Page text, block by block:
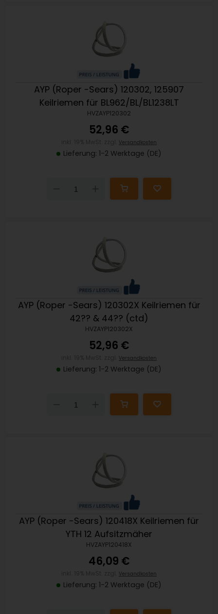
AYP (Roper -Sears) 120302, 125907
Keilriemen für BL962/BL/BL1238LT
HVZAYP120302
52,96 €
Versandkosten
Lieferung: 1-2 Werktage (DE)
Down
AYP (Roper -Sears) 120302X Keilriemen für
42?? & 44?? (ctd)
HVZAYP120302X
52,96 €
Versandkosten
Lieferung: 1-2 Werktage (DE)
Down
AYP (Roper -Sears) 120418X Keilriemen für
YTH 12 Aufsitzmäher
HVZAYP120418X
46,09 €
Versandkosten
Lieferung: 1-2 Werktage (DE)